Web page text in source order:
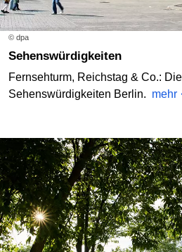
© dpa
Sehenswürdigkeiten
Fernsehturm, Reichstag & Co.:
Sehenswürdigkeiten Berlin. mehr